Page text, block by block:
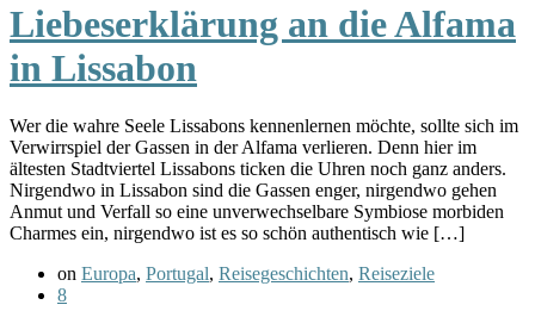
Liebeserklärung an die Alfama
in Lissabon
Wer die wahre Seele Lissabons kennenlernen möchte, sollte sich im
Verwirrspiel der Gassen in der Alfama verlieren. Denn hier im
ältesten Stadtviertel Lissabons ticken die Uhren noch ganz anders.
Nirgendwo in Lissabon sind die Gassen enger, nirgendwo gehen
Anmut und Verfall so eine unverwechselbare Symbiose morbiden
Charmes ein, nirgendwo ist es so schön authentisch wie […]
on Europa, Portugal, Reisegeschichten, Reiseziele
8